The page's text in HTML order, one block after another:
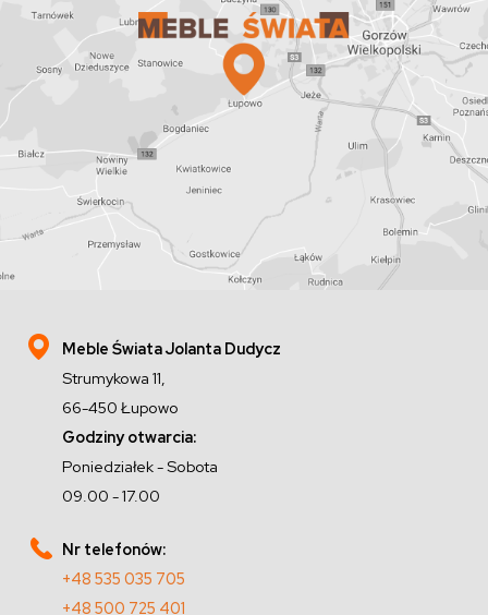
Meble Świata Jolanta Dudycz
Strumykowa 11,
66-450 Łupowo
Godziny otwarcia:
Poniedziałek - Sobota
09.00 - 17.00
Nr telefonów:
+48 535 035 705
+48 500 725 401